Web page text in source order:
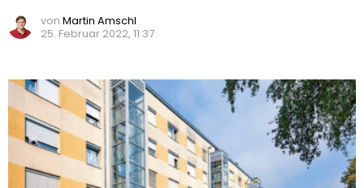
von Martin Amschl
25. Februar 2022, 11:37